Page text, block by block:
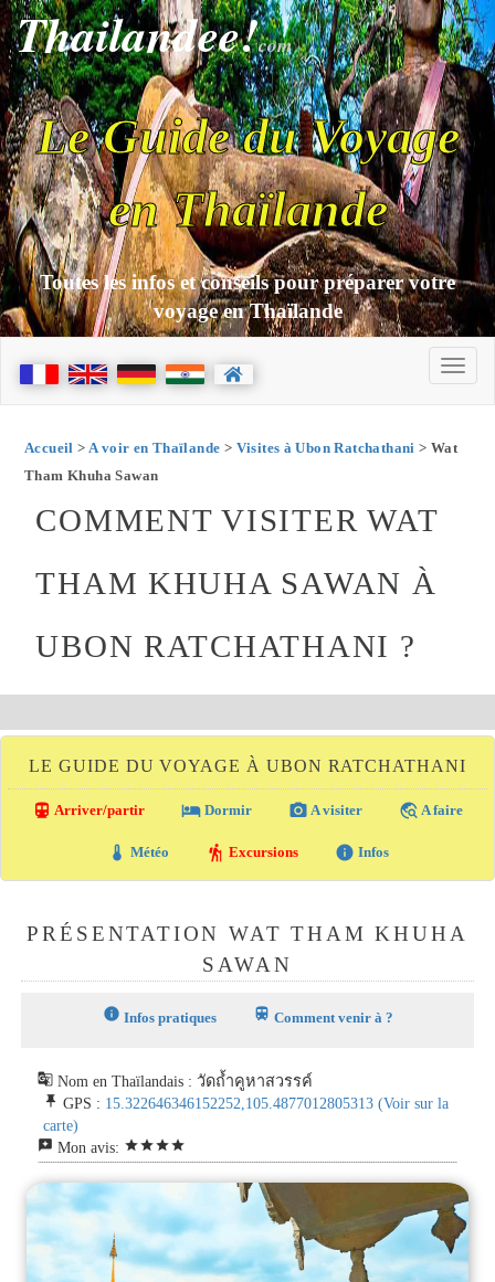
Thailandee!com
Le Guide du Voyage
en Thaïlande
Toutes les infos et conseils pour préparer votre
voyage en Thaïlande
Accueil > A voir en Thaïlande > Visites à Ubon Ratchathani > Wat
Tham Khuha Sawan
COMMENT VISITER WAT
THAM KHUHA SAWAN À
UBON RATCHATHANI ?
LE GUIDE DU VOYAGE À UBON RATCHATHANI
directions_transit Arriver/partir local_hotel Dormir photo_camera A visiter travel_explore A faire
thermostat Météo hiking Excursions info Infos
PRÉSENTATION WAT THAM KHUHA
SAWAN
info Infos pratiques train Comment venir à ?
g_translate Nom en Thaïlandais : วัดถ้ำคูหาสวรรค์
push_pin GPS : 15.322646346152252,105.4877012805313 (Voir sur la
carte)
reviews Mon avis: starstarstarstar